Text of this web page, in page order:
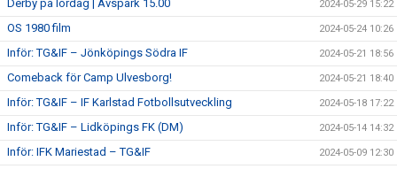
Derby på lördag | Avspark 15.00 2024-05-29 15:22
OS 1980 film 2024-05-24 10:26
Inför: TG&IF – Jönköpings Södra IF 2024-05-21 18:56
Comeback för Camp Ulvesborg! 2024-05-21 18:40
Inför: TG&IF – IF Karlstad Fotbollsutveckling 2024-05-18 17:22
Inför: TG&IF – Lidköpings FK (DM) 2024-05-14 14:32
Inför: IFK Mariestad – TG&IF 2024-05-09 12:30